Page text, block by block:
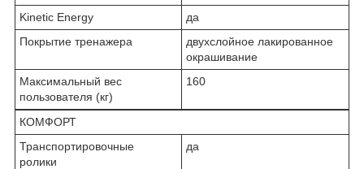
Kinetic Energy
да
Покрытие тренажера
двухслойное лакированное
окрашивание
Максимальный вес
пользователя (кг)
160
КОМФОРТ
Транспортировочные
ролики
да